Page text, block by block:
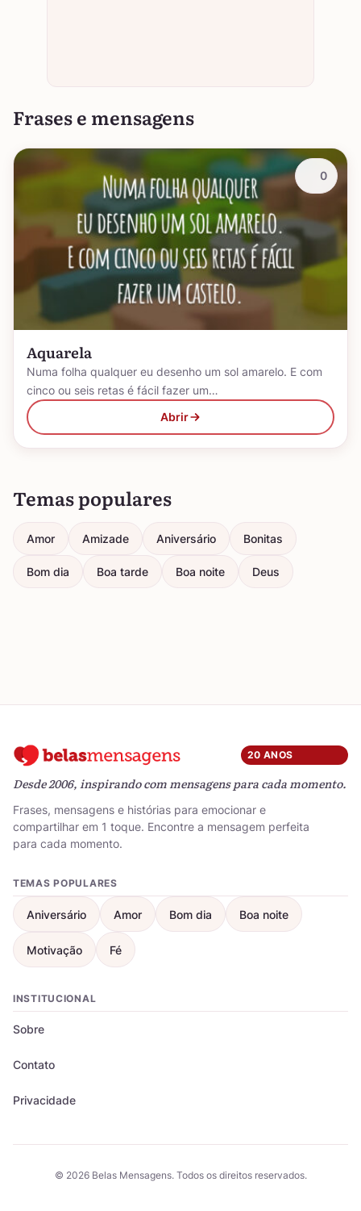
Frases e mensagens
Aquarela
Numa folha qualquer eu desenho um sol amarelo. E com
cinco ou seis retas é fácil fazer um…
Abrir
0
Temas populares
Amor Amizade Aniversário Bonitas
Bom dia Boa tarde Boa noite Deus
20 ANOS
Desde 2006, inspirando com mensagens para cada momento.
Frases, mensagens e histórias para emocionar e
compartilhar em 1 toque. Encontre a mensagem perfeita
para cada momento.
TEMAS POPULARES
Aniversário Amor Bom dia Boa noite
Motivação Fé
INSTITUCIONAL
Sobre
Contato
Privacidade
© 2026 Belas Mensagens. Todos os direitos reservados.